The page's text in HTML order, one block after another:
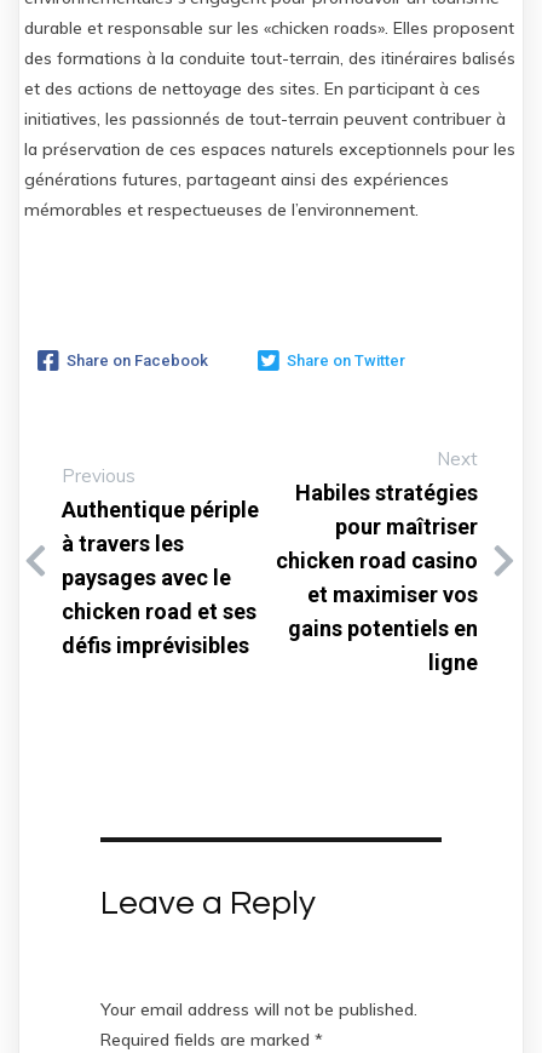
durable et responsable sur les «chicken roads». Elles proposent
des formations à la conduite tout-terrain, des itinéraires balisés
et des actions de nettoyage des sites. En participant à ces
initiatives, les passionnés de tout-terrain peuvent contribuer à
la préservation de ces espaces naturels exceptionnels pour les
générations futures, partageant ainsi des expériences
mémorables et respectueuses de l’environnement.
Share on Facebook Share on Twitter
Previous
Authentique périple
à travers les
paysages avec le
chicken road et ses
défis imprévisibles
Next
Habiles stratégies
pour maîtriser
chicken road casino
et maximiser vos
gains potentiels en
ligne
Leave a Reply
Your email address will not be published.
Required fields are marked *